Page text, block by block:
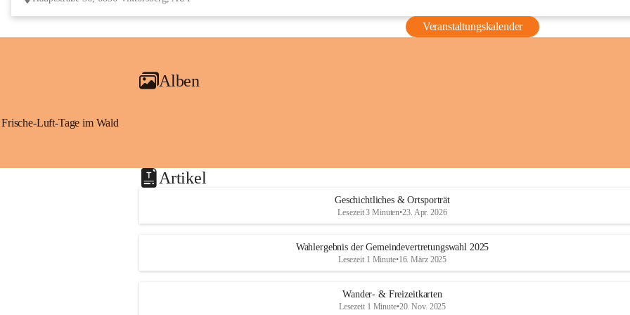
Veranstaltungskalender
Alben
Frische-Luft-Tage im Wald
Artikel
Geschichtliches & Ortsporträt
Lesezeit 3 Minuten•23. Apr. 2026
Wahlergebnis der Gemeindevertretungswahl 2025
Lesezeit 1 Minute•16. März 2025
Wander- & Freizeitkarten
Lesezeit 1 Minute•20. Nov. 2025